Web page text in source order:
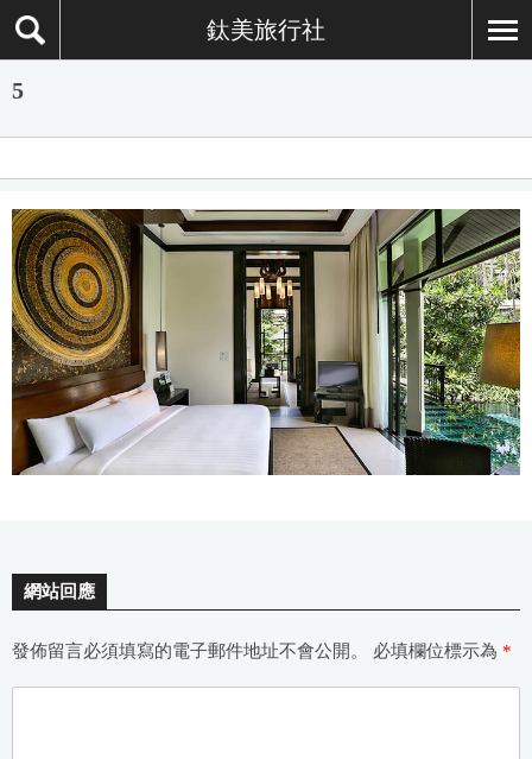
鈦美旅行社
5
網站回應
發佈留言必須填寫的電子郵件地址不會公開。 必填欄位標示為 *